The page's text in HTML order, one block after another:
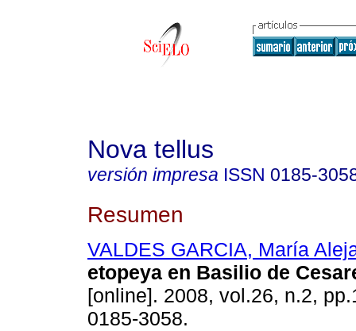
Nova tellus
versión impresa ISSN 0185-
Resumen
VALDES GARCIA, María
etopeya en Basilio de
[online]. 2008, vol.26, n.2,
0185-3058.